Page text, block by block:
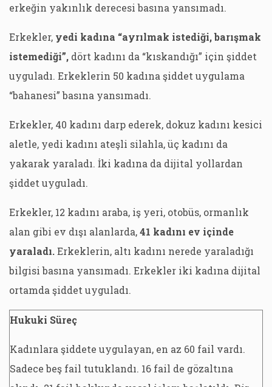
erkeğin yakınlık derecesi basına yansımadı.
Erkekler, yedi kadına “ayrılmak istediği, barışmak
istemediği”, dört kadını da “kıskandığı” için şiddet
uyguladı. Erkeklerin 50 kadına şiddet uygulama
“bahanesi” basına yansımadı.
Erkekler, 40 kadını darp ederek, dokuz kadını kesici
aletle, yedi kadını ateşli silahla, üç kadını da
yakarak yaraladı. İki kadına da dijital yollardan
şiddet uyguladı.
Erkekler, 12 kadını araba, iş yeri, otobüs, ormanlık
alan gibi ev dışı alanlarda,41 kadını ev içinde
yaraladı.Erkeklerin, altı kadını nerede yaraladığı
bilgisi basına yansımadı. Erkekler iki kadına dijital
ortamda şiddet uyguladı.
Hukuki Süreç
Kadınlara şiddete uygulayan, en az 60 fail vardı.
Sadece beş fail tutuklandı. 16 fail de gözaltına